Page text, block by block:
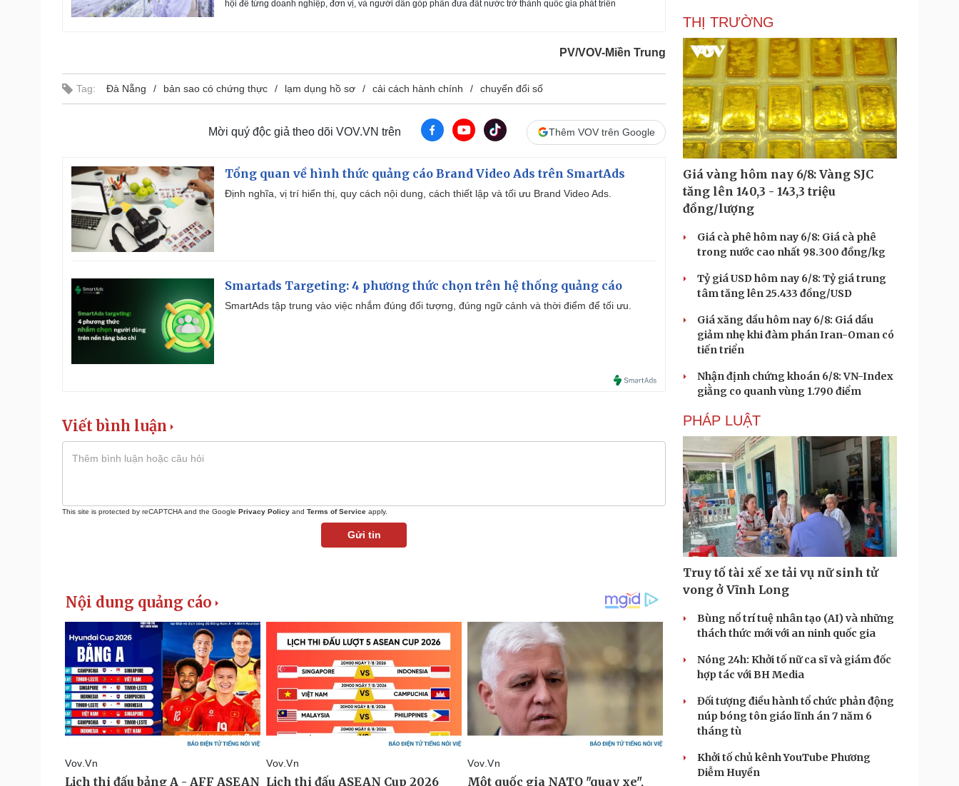
hội để từng doanh nghiệp, đơn vị, và người dân góp phần đưa đất nước trở thành quốc gia phát triển
PV/VOV-Miền Trung
Tag: Đà Nẵng bản sao có chứng thực lạm dụng hồ sơ cải cách hành chính chuyển đổi số
Mời quý độc giả theo dõi VOV.VN trên Thêm VOV trên Google
Tổng quan về hình thức quảng cáo Brand Video Ads trên SmartAds
Định nghĩa, vị trí hiển thị, quy cách nội dung, cách thiết lập và tối ưu Brand Video Ads.
Smartads Targeting: 4 phương thức chọn trên hệ thống quảng cáo
SmartAds tập trung vào việc nhắm đúng đối tượng, đúng ngữ cảnh và thời điểm để tối ưu.
Viết bình luận
This site is protected by reCAPTCHA and the Google Privacy Policy and Terms of Service apply.
Gửi tin
THỊ TRƯỜNG
Giá vàng hôm nay 6/8: Vàng SJC
tăng lên 140,3 - 143,3 triệu
đồng/lượng
Giá cà phê hôm nay 6/8: Giá cà phê
trong nước cao nhất 98.300 đồng/kg
Tỷ giá USD hôm nay 6/8: Tỷ giá trung
tâm tăng lên 25.433 đồng/USD
Giá xăng dầu hôm nay 6/8: Giá dầu
giảm nhẹ khi đàm phán Iran-Oman có
tiến triển
Nhận định chứng khoán 6/8: VN-Index
giằng co quanh vùng 1.790 điểm
PHÁP LUẬT
Truy tố tài xế xe tải vụ nữ sinh tử
vong ở Vĩnh Long
Bùng nổ trí tuệ nhân tạo (AI) và những
thách thức mới với an ninh quốc gia
Nóng 24h: Khởi tố nữ ca sĩ và giám đốc
hợp tác với BH Media
Đối tượng điều hành tổ chức phản động
núp bóng tôn giáo lĩnh án 7 năm 6
tháng tù
Khởi tố chủ kênh YouTube Phương
Diễm Huyền